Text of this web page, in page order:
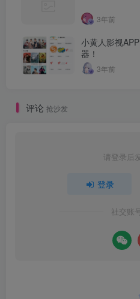
3年前
小黄人影视
器！
3年前
评论 抢沙发
请登录后
登录
社交账